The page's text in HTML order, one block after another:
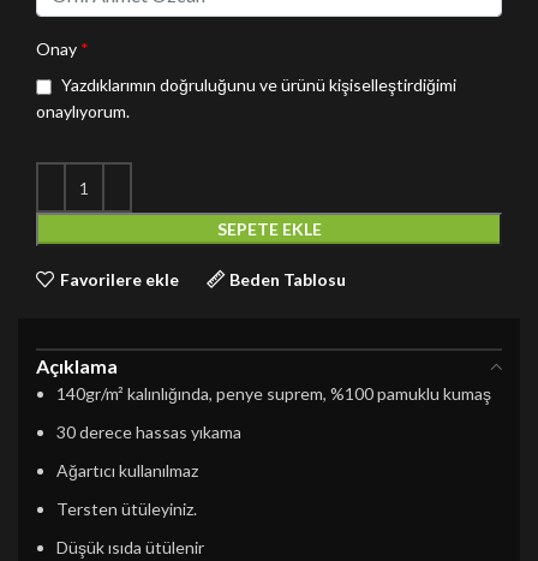
Onay *
Yazdıklarımın doğruluğunu ve ürünü kişiselleştirdiğimi
onaylıyorum.
SEPETE EKLE
Favorilere ekle Beden Tablosu
Açıklama
140gr/m² kalınlığında, penye suprem, %100 pamuklu kumaş
30 derece hassas yıkama
Ağartıcı kullanılmaz
Tersten ütüleyiniz.
Düşük ısıda ütülenir